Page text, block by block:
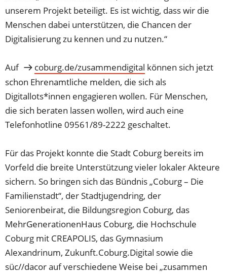
unserem Projekt beteiligt. Es ist wichtig, dass wir die
Menschen dabei unterstützen, die Chancen der
Digitalisierung zu kennen und zu nutzen.“
Auf coburg.de/zusammendigital können sich jetzt
schon Ehrenamtliche melden, die sich als
Digitallots*innen engagieren wollen. Für Menschen,
die sich beraten lassen wollen, wird auch eine
Telefonhotline 09561/89-2222 geschaltet.
Für das Projekt konnte die Stadt Coburg bereits im
Vorfeld die breite Unterstützung vieler lokaler Akteure
sichern. So bringen sich das Bündnis „Coburg – Die
Familienstadt“, der Stadtjugendring, der
Seniorenbeirat, die Bildungsregion Coburg, das
MehrGenerationenHaus Coburg, die Hochschule
Coburg mit CREAPOLIS, das Gymnasium
Alexandrinum, Zukunft.Coburg.Digital sowie die
süc//dacor auf verschiedene Weise bei „zusammen